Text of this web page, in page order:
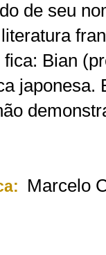
de seu
Bian
japonesa.
Marcelo